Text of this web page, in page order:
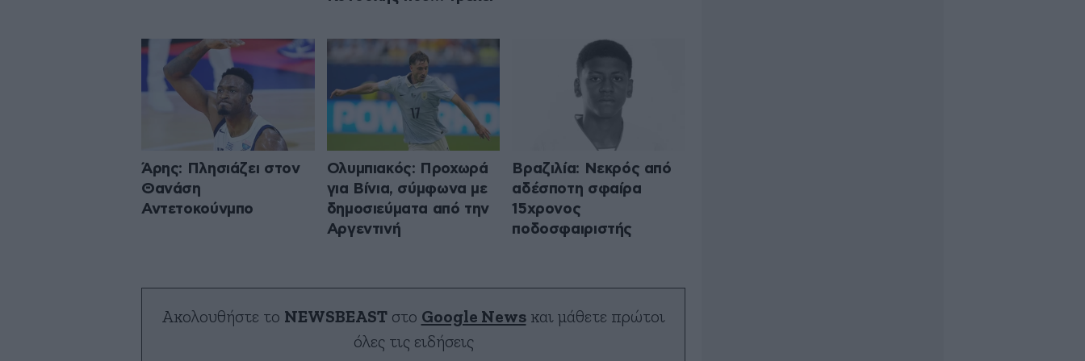
Άρης: Πλησιάζει στον
Θανάση
Αντετοκούνμπο
Ολυμπιακός: Προχωρά
για Βίνια, σύμφωνα με
δημοσιεύματα από την
Αργεντινή
Βραζιλία: Νεκρός από
αδέσποτη σφαίρα
15χρονος
ποδοσφαιριστής
Ακολουθήστε το NEWSBEASTστο Google Newsκαι μάθετε πρώτοι
όλες τις ειδήσεις